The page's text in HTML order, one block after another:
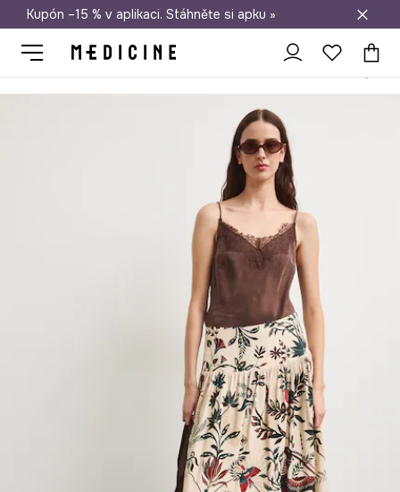
Doprava zdarma při nákupu nad 1 200 Kč
Kupón –15 % v aplikaci. Stáhněte si apku »